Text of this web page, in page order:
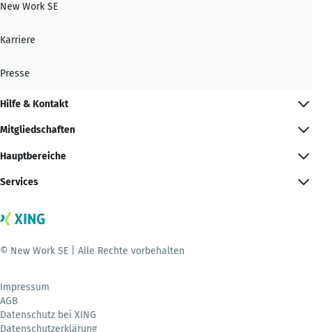
New Work SE
Karriere
Presse
Hilfe & Kontakt
Mitgliedschaften
Hauptbereiche
Services
© New Work SE | Alle Rechte vorbehalten
Impressum
AGB
Datenschutz bei XING
Datenschutzerklärung